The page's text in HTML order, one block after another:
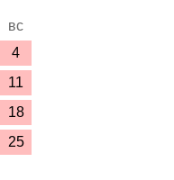
вс
4
11
18
25